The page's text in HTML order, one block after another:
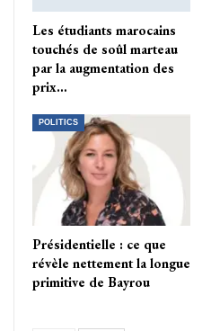
Les étudiants marocains
touchés de soûl marteau
par la augmentation des
prix…
POLITICS
Présidentielle : ce que
révèle nettement la longue
primitive de Bayrou